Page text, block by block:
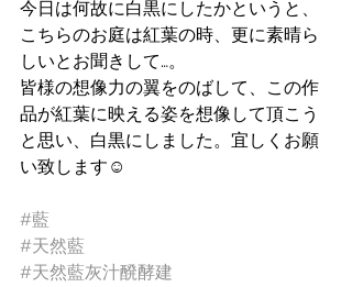
今日は何故に白黒にしたかというと、
こちらのお庭は紅葉の時、更に素晴ら
しいとお聞きして…。
皆様の想像力の翼をのばして、この作
品が紅葉に映える姿を想像して頂こう
と思い、白黒にしました。宜しくお願
い致します☺️
#藍
#天然藍
#天然藍灰汁醗酵建